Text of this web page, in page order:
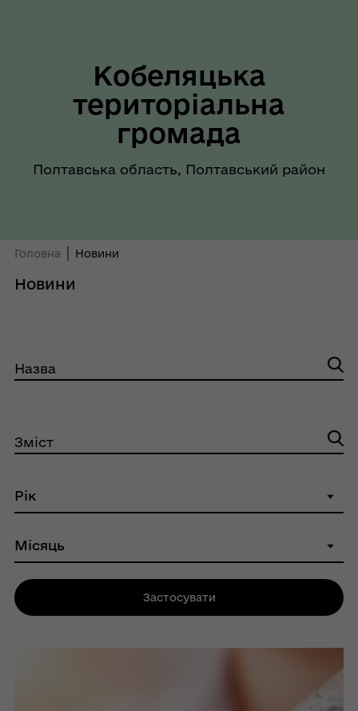
Кобеляцька
територіальна
громада
Полтавська область, Полтавський район
Головна Новини
Новини
Назва
Зміст
Застосувати